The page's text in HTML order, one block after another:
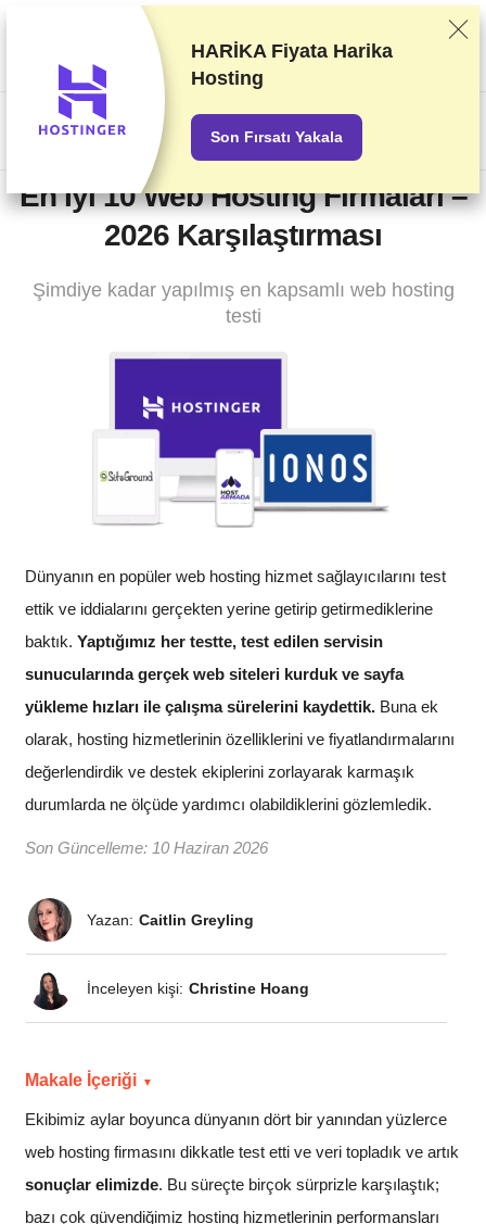
Sağlayıcıları titizlikle gerçekleştirdiğimiz test ve araştırmaları baz
alarak sıralandırıyoruz. Sıralama konusunda sağlayıcılarla olan
ticari anlaşmalarımızı da dikkate alıyoruz. Bu sayfada ortaklık
yapılan sağlayıcıların bağlantıları içeriyor.
En İyi 10 Web Hosting Firmaları –
2026 Karşılaştırması
Şimdiye kadar yapılmış en kapsamlı web hosting
testi
Dünyanın en popüler web hosting hizmet sağlayıcılarını test
ettik ve iddialarını gerçekten yerine getirip getirmediklerine
baktık. Yaptığımız her testte, test edilen servisin
sunucularında gerçek web siteleri kurduk ve sayfa
yükleme hızları ile çalışma sürelerini kaydettik. Buna ek
olarak, hosting hizmetlerinin özelliklerini ve fiyatlandırmalarını
değerlendirdik ve destek ekiplerini zorlayarak karmaşık
durumlarda ne ölçüde yardımcı olabildiklerini gözlemledik.
Son Güncelleme: 10 Haziran 2026
İnceleyen kişi: Christine Hoang
Yazan: Caitlin Greyling
Makale İçeriği
Ekibimiz aylar boyunca dünyanın dört bir yanından yüzlerce
web hosting firmasını dikkatle test etti ve veri topladık ve artık
sonuçlar elimizde. Bu süreçte birçok sürprizle karşılaştık;
bazı çok güvendiğimiz hosting hizmetlerinin performansları
HARİKA Fiyata Harika
Hosting
Son Fırsatı Yakala